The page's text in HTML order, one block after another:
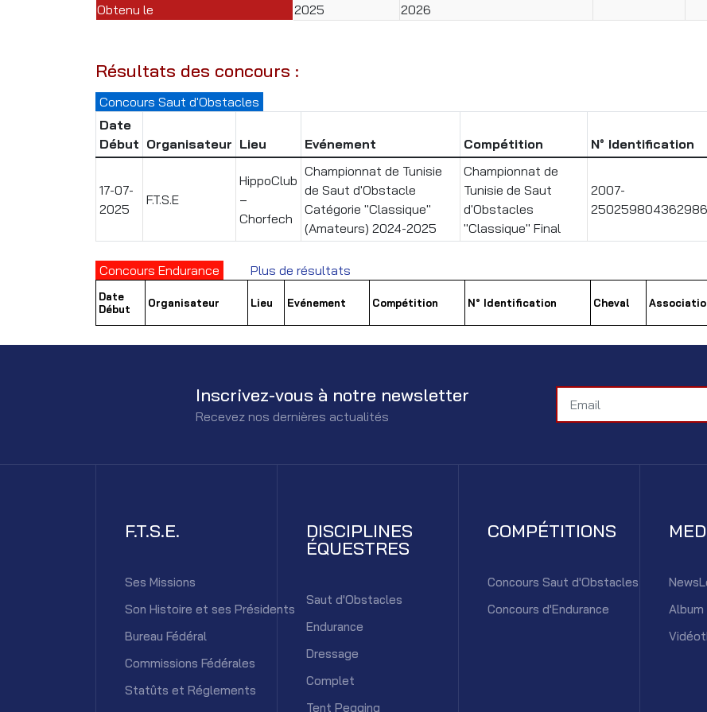
Obtenu le
2025 2026
Résultats des concours :
Concours Saut d'Obstacles
Date
Début Organisateur Lieu Evénement Compétition N° Identification
17-07-
2025
F.T.S.E
HippoClub
–
Chorfech
Championnat de Tunisie
de Saut d'Obstacle
Catégorie "Classique"
(Amateurs) 2024-2025
Championnat de
Tunisie de Saut
d'Obstacles
"Classique" Final
2007-
250259804362986
Concours Endurance Plus de résultats
Date
Début
Organisateur Lieu Evénement Compétition N° Identification Cheval
Inscrivez-vous à notre newsletter
Recevez nos dernières actualités
F.T.S.E.
Ses Missions
Son Histoire et ses Présidents
Bureau Fédéral
Commissions Fédérales
Statûts et Réglements
DISCIPLINES
ÉQUESTRES
Saut d'Obstacles
Endurance
Dressage
Complet
Tent Pegging
COMPÉTITIONS
Concours Saut d'Obstacles
Concours d'Endurance